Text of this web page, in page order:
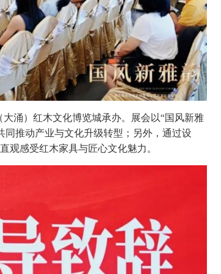
涌）红木文化博览城承办。
展会以“国风新雅
推动产业与文化升级转型；另外，通过设
观感受红木家具与匠心文化魅力。